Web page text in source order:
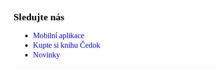
Sledujte nás
Mobilní aplikace
Kupte si knihu Čedok
Novinky